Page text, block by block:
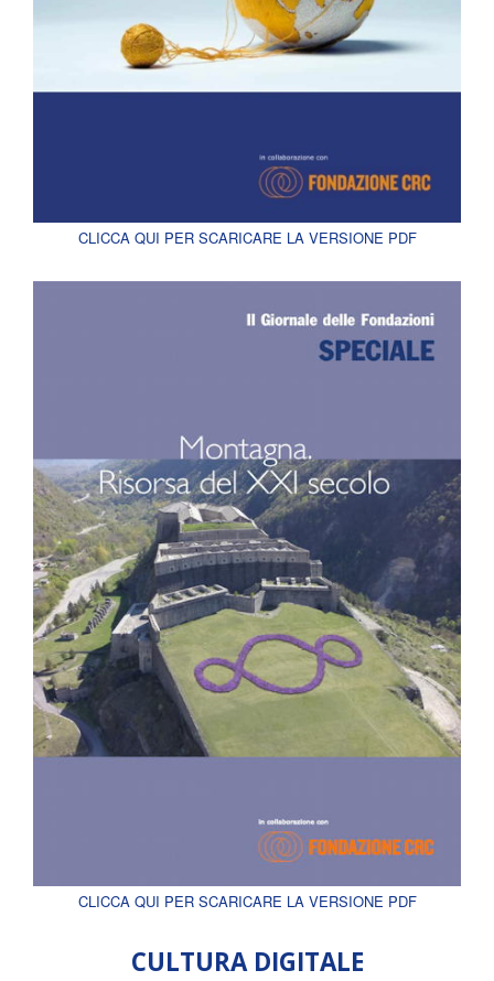
CLICCA QUI PER SCARICARE LA VERSIONE PDF
CLICCA QUI PER SCARICARE LA VERSIONE PDF
CULTURA DIGITALE